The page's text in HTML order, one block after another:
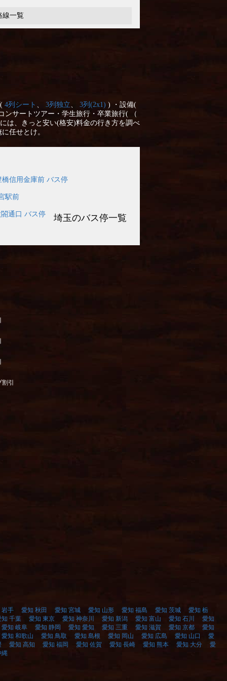
線一覧
4列シート 、 3列独立、 3列(2x1) ) ・設備(
サートツアー・学生旅行・卒業旅行( （
は、きっと安い(格安)料金の行き方を調べ
任せとけ。
信用金庫前 バス停
駅前
通口 バス停 埼玉のバス停一覧
引
岩手 愛知 秋田 愛知 宮城 愛知 山形 愛知 福島 愛知 茨城
愛知 栃
知 千葉
愛知 東京 愛知 神奈川 愛知 新潟 愛知 富山 愛知 石川
愛知
愛知 岐阜
愛知 静岡 愛知 愛知 愛知 三重 愛知 滋賀 愛知 京都
愛知
愛知 和歌山
愛知 鳥取 愛知 島根 愛知 岡山 愛知 広島 愛知 山口
愛
愛知 高知 愛知 福岡 愛知 佐賀 愛知 長崎 愛知 熊本 愛知 大分
愛
縄